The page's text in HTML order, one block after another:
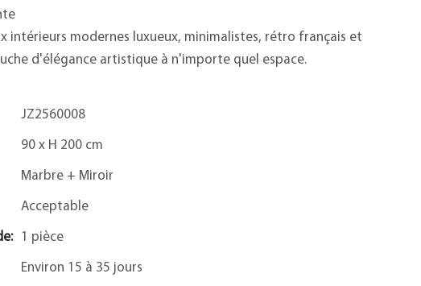
intérieurs modernes luxueux, minimalistes, rétro français et
d'élégance artistique à n'importe quel espace.
JZ2560008
90 x H 200 cm
Marbre + Miroir
Acceptable
1 pièce
Environ 15 à 35 jours